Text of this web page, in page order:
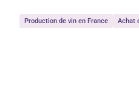
Production de vin en France Achat